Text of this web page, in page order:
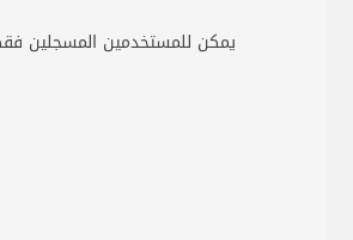
يمكن للمستخدمين المسجلين